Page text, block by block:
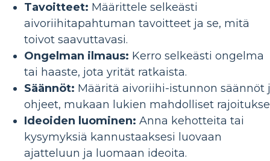
Tavoitteet: Määrittele selkeästi
aivoriihitapahtuman tavoitteet ja se, mitä
toivot saavuttavasi.
Ongelman ilmaus: Kerro selkeästi ongelma
tai haaste, jota yrität ratkaista.
Säännöt: Määritä aivoriihi-istunnon säännöt
ohjeet, mukaan lukien mahdolliset
Ideoiden luominen: Anna kehotteita tai
kysymyksiä kannustaaksesi luovaan
ajatteluun ja luomaan ideoita.